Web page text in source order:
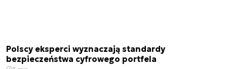
Polscy eksperci wyznaczają standardy
bezpieczeństwa cyfrowego portfela